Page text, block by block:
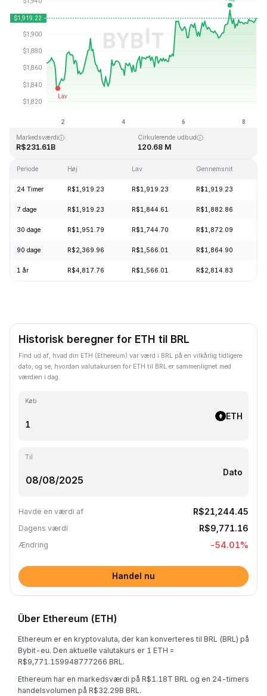
Sidst opdateret: 2026-08-08, 10:24 GMT+0
R$0.432979
Markedsværdi
R$231.61B
Cirkulerende udbud
120.68 M
Periode Høj Lav Gennemsnit
24 Timer R$1,919.23 R$1,919.23 R$1,919.23
7 dage R$1,919.23 R$1,844.61 R$1,882.86
30 dage R$1,951.79 R$1,744.70 R$1,872.09
90 dage R$2,369.96 R$1,566.01 R$1,864.90
1 år R$4,817.76 R$1,566.01 R$2,814.83
Historisk beregner for ETH til BRL
Find ud af, hvad din ETH (Ethereum) var værd i BRL på en vilkårlig tidligere
dato, og se, hvordan valutakursen for ETH til BRL er sammenlignet med
værdien i dag.
Køb
ETH
Til
Dato
Havde en værdi af R$21,244.45
Dagens værdi R$9,771.16
Ændring -54.01%
Handel nu
Über Ethereum (ETH)
Ethereum er en kryptovaluta, der kan konverteres til BRL (BRL) på
Bybit-eu. Den aktuelle valutakurs er 1 ETH =
R$9,771.159948777266 BRL.
Ethereum har en markedsværdi på R$1.18T BRL og en 24-timers
handelsvolumen på R$32.29B BRL.